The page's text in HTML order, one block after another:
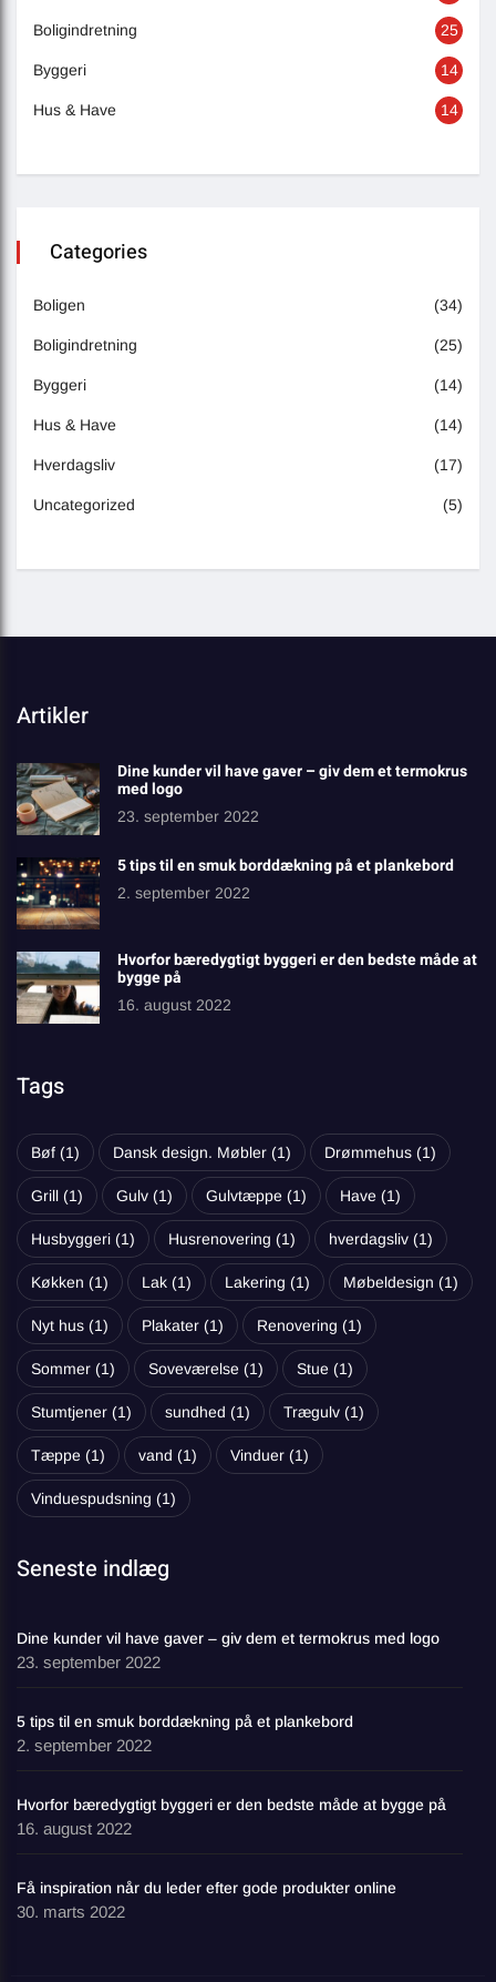
Boligindretning 25
Byggeri 14
Hus & Have 14
Categories
Boligen (34)
Boligindretning (25)
Byggeri (14)
Hus & Have (14)
Hverdagsliv (17)
Uncategorized (5)
Artikler
Dine kunder vil have gaver – giv dem et termokrus
med logo
23. september 2022
5 tips til en smuk borddækning på et plankebord
2. september 2022
Hvorfor bæredygtigt byggeri er den bedste måde at
bygge på
16. august 2022
Tags
Bøf (1) Dansk design. Møbler (1) Drømmehus (1)
Grill (1) Gulv (1) Gulvtæppe (1) Have (1)
Husbyggeri (1) Husrenovering (1) hverdagsliv (1)
Køkken (1) Lak (1) Lakering (1) Møbeldesign (1)
Nyt hus (1) Plakater (1) Renovering (1)
Sommer (1) Soveværelse (1) Stue (1)
Stumtjener (1) sundhed (1) Trægulv (1)
Tæppe (1) vand (1) Vinduer (1)
Vinduespudsning (1)
Seneste indlæg
Dine kunder vil have gaver – giv dem et termokrus med logo
23. september 2022
5 tips til en smuk borddækning på et plankebord
2. september 2022
Hvorfor bæredygtigt byggeri er den bedste måde at bygge på
16. august 2022
Få inspiration når du leder efter gode produkter online
30. marts 2022